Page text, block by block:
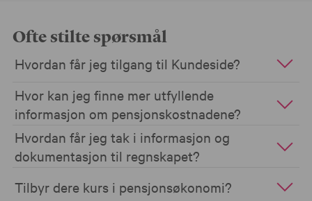
Ofte stilte spørsmål
Hvordan får jeg tilgang til Kundeside?
Hvor kan jeg finne mer utfyllende
informasjon om pensjonskostnadene?
Hvordan får jeg tak i informasjon og
dokumentasjon til regnskapet?
Tilbyr dere kurs i pensjonsøkonomi?